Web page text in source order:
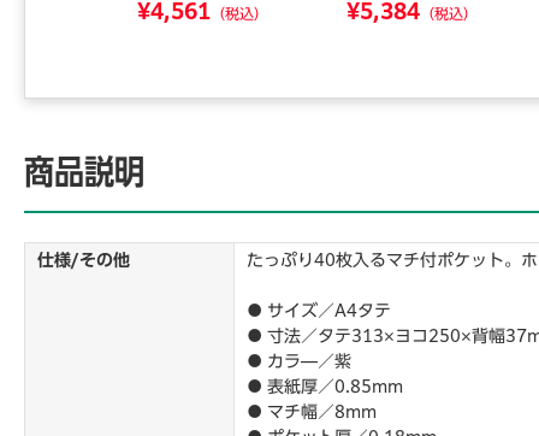
¥4,561 （税込） ¥5,384 （税込）
商品説明
仕様/その他 たっぷり40枚入るマチ付ポケット。
● サイズ／A4タテ
● 寸法／タテ313×ヨコ250×背幅
● カラ―／紫
● 表紙厚／0.85mm
● マチ幅／8mm